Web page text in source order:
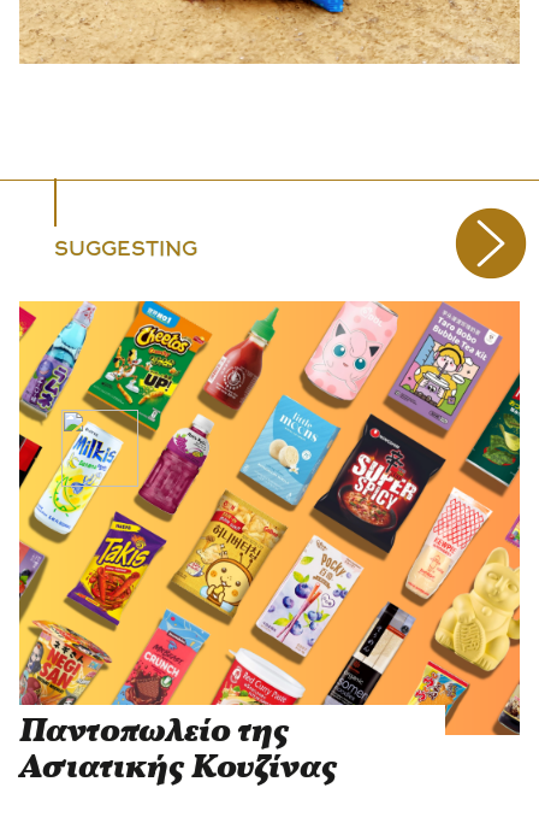
SUGGESTING
Παντοπωλείο της
Ασιατικής Κουζίνας